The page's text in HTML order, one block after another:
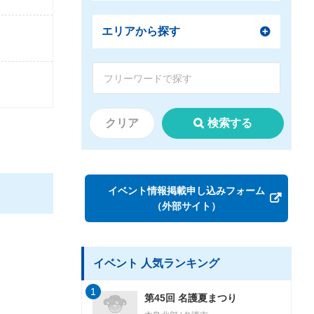
エリアから探す
クリア 検索する
イベント情報掲載申し込みフォーム
（外部サイト）
イベント 人気ランキング
第45回 名護夏まつり
1